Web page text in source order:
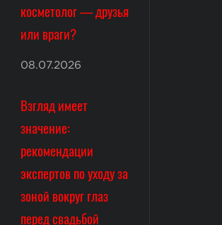
косметолог — друзья
или враги?
08.07.2026
Взгляд имеет
значение:
рекомендации
экспертов по уходу за
зоной вокруг глаз
перед свадьбой